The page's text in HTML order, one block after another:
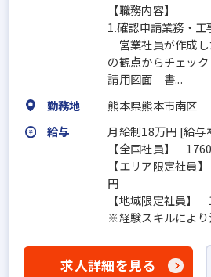
【職務内容】
1.確認申請業務・工
営業社員が作成
の観点からチェッ
請用図面 書...
勤務地
熊本県熊本市南区
給与
月給制18万円 [給
【全国社員】
【エリア限定社員
円
【地域限定社員】
※経験スキルにより
求人詳細を見る